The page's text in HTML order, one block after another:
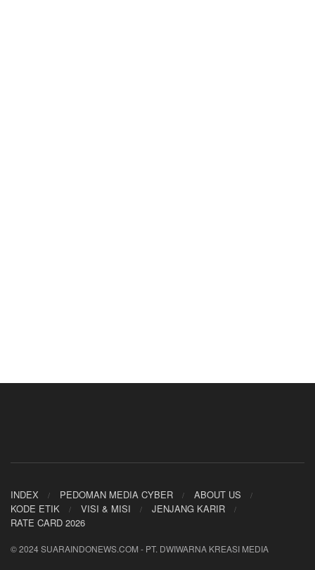
INDEX PEDOMAN MEDIA CYBER
ABOUT US
KODE ETIK
VISI & MISI
JENJANG KARIR
RATE CARD 2026
© 2024 SUARAINDONEWS.COM - PT. DWIWARNA KREASI MEDIA